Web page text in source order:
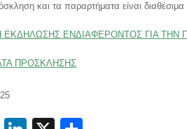
και τα παραρτήματα είναι
ΕΚΔΗΛΩΣΗΣ ΕΝΔΙΑΦΕΡΟΝΤΟΣ ΓΙΑ
ΠΡΟΣΚΛΗΣΗΣ